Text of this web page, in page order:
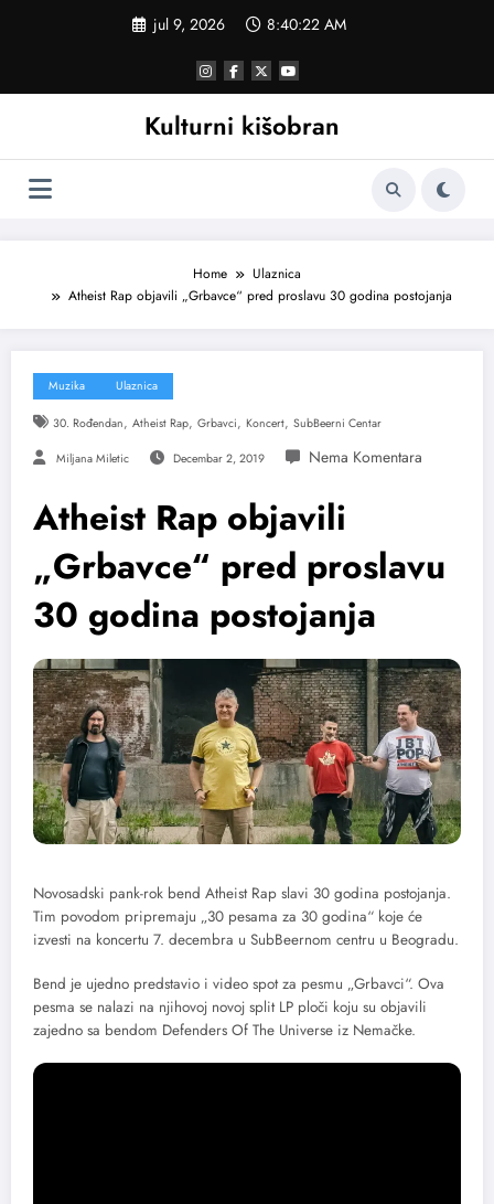
jul 9, 2026 8:40:23 AM
Kulturni kišobran
Home
Ulaznica
Atheist Rap objavili „Grbavce“ pred proslavu 30 godina postojanja
Muzika Ulaznica
30. Rođendan, Atheist Rap, Grbavci, Koncert, SubBeerni Centar
Miljana Miletic Decembar 2, 2019
Atheist Rap objavili
„Grbavce“ pred proslavu
30 godina postojanja
Novosadski pank-rok bend Atheist Rap slavi 30 godina postojanja.
Tim povodom pripremaju „30 pesama za 30 godina“ koje će
izvesti na koncertu 7. decembra u SubBeernom centru u Beogradu.
Bend je ujedno predstavio i video spot za pesmu „Grbavci“. Ova
pesma se nalazi na njihovoj novoj split LP ploči koju su objavili
zajedno sa bendom Defenders Of The Universe iz Nemačke.